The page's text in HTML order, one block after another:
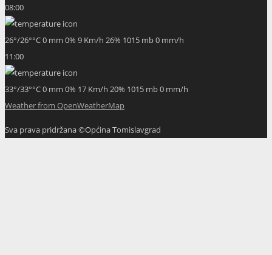
08:00
26°/26°°C0 mm 0% 9 Km/h 26% 1015 mb0 mm/h
11:00
33°/33°°C0 mm 0% 17 Km/h 20% 1015 mb0 mm/h
Weather from OpenWeatherMap
Sva prava pridržana ©Općina Tomislavgrad